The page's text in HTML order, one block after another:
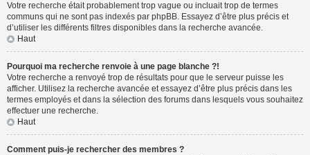
Votre recherche était probablement trop vague ou incluait trop de termes
communs qui ne sont pas indexés par phpBB. Essayez d’être plus précis et
d’utiliser les différents filtres disponibles dans la recherche avancée.
Haut
Pourquoi ma recherche renvoie à une page blanche ?!
Votre recherche a renvoyé trop de résultats pour que le serveur puisse les
afficher. Utilisez la recherche avancée et essayez d’être plus précis dans les
termes employés et dans la sélection des forums dans lesquels vous souhaitez
effectuer une recherche.
Haut
Comment puis-je rechercher des membres ?